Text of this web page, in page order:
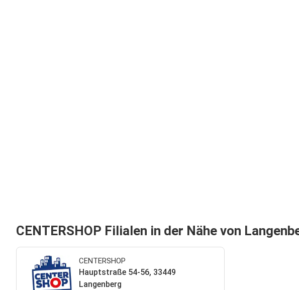
CENTERSHOP Filialen in der Nähe von
CENTERSHOP
Hauptstraße 54-56, 33449
Langenberg